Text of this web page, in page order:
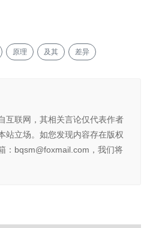
原理 及其 差异
互联网，其相关言论仅代表作者
站立场。如您发现内容存在版权
：bqsm@foxmail.com，我们将